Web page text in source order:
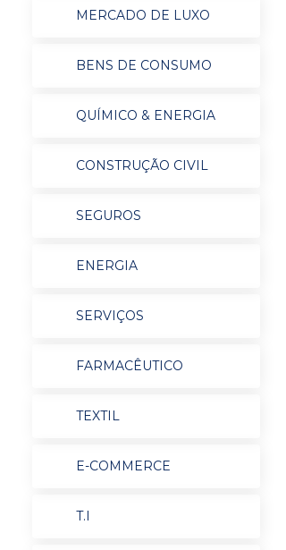
MERCADO DE LUXO
BENS DE CONSUMO
QUÍMICO & ENERGIA
CONSTRUÇÃO CIVIL
SEGUROS
ENERGIA
SERVIÇOS
FARMACÊUTICO
TEXTIL
E-COMMERCE
T.I